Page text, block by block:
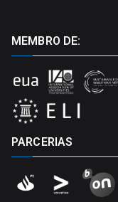
MEMBRO DE:
PARCERIAS